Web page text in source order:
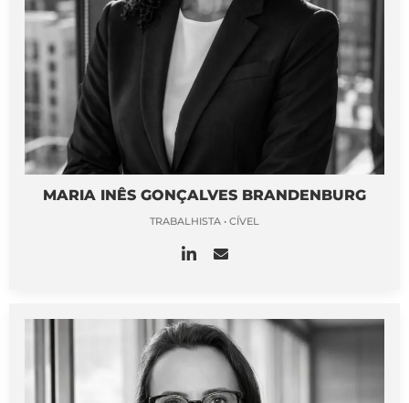
MARIA INÊS GONÇALVES BRANDENBURG
TRABALHISTA • CÍVEL